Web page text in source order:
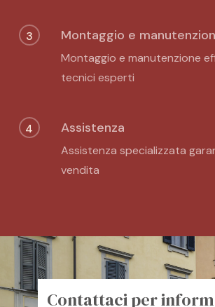
3 Montaggio e
Montaggio e manutenzione
tecnici esperti
4 Assistenza
Assistenza specializzata
vendita
Contattaci per